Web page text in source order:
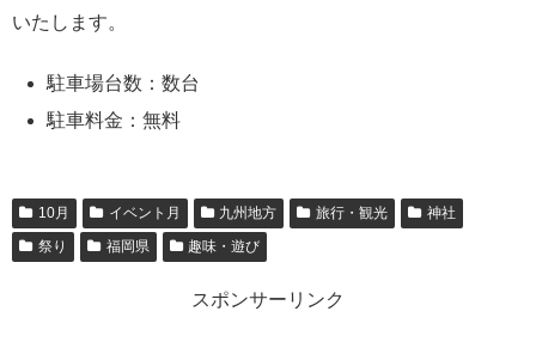
いたします。
駐車場台数：数台
駐車料金：無料
10月 イベント月 九州地方 旅行・観光
神社
祭り
福岡県 趣味・遊び
スポンサーリンク